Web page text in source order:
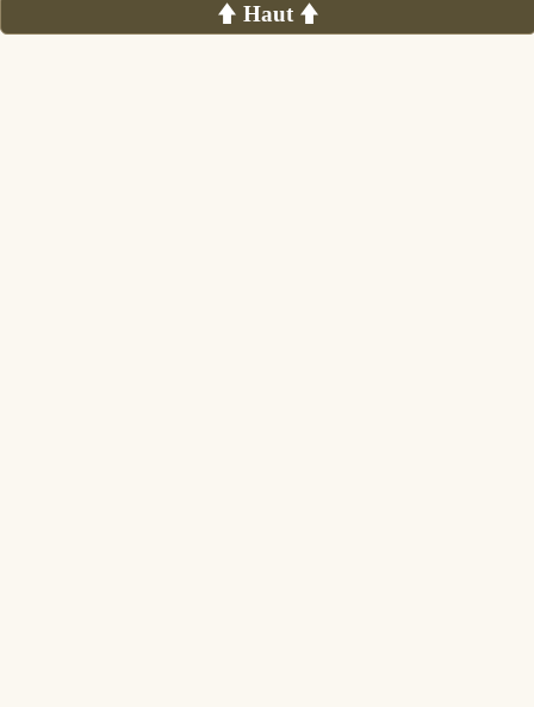
Haut